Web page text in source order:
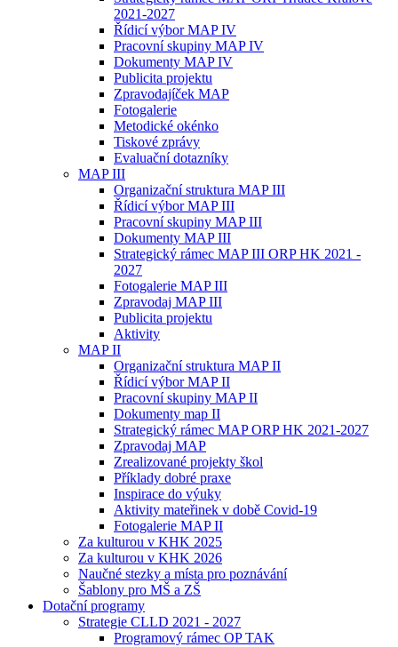
2021-2027
Řídicí výbor MAP IV
Pracovní skupiny MAP IV
Dokumenty MAP IV
Publicita projektu
Zpravodajíček MAP
Fotogalerie
Metodické okénko
Tiskové zprávy
Evaluační dotazníky
MAP III
Organizační struktura MAP III
Řídicí výbor MAP III
Pracovní skupiny MAP III
Dokumenty MAP III
Strategický rámec MAP III ORP HK 2021 -
2027
Fotogalerie MAP III
Zpravodaj MAP III
Publicita projektu
Aktivity
MAP II
Organizační struktura MAP II
Řídicí výbor MAP II
Pracovní skupiny MAP II
Dokumenty map II
Strategický rámec MAP ORP HK 2021-2027
Zpravodaj MAP
Zrealizované projekty škol
Příklady dobré praxe
Inspirace do výuky
Aktivity mateřinek v době Covid-19
Fotogalerie MAP II
Za kulturou v KHK 2025
Za kulturou v KHK 2026
Naučné stezky a místa pro poznávání
Šablony pro MŠ a ZŠ
Dotační programy
Strategie CLLD 2021 - 2027
Programový rámec OP TAK